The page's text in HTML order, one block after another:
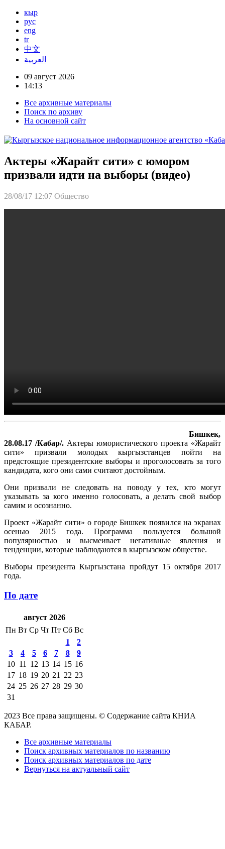
кыр
рус
eng
tr
中文
العربية
09 август 2026
14:13
Все архивные материалы
Поиск по архиву
На основной сайт
Актеры «Жарайт сити» с юмором
призвали идти на выборы (видео)
28/08/17 12:07 Общество
Бишкек,
28.08.17 /Кабар/. Актеры юмористического проекта «Жарайт
сити» призвали молодых кыргызстанцев пойти на
предстоящие президентские выборы и проголосовать за того
кандидата, кого они сами считают достойным.
Они призвали не следовать на поводу у тех, кто могут
указывать за кого именно голосовать, а делать свой выбор
самим и осознанно.
Проект «Жарайт сити» о городе Бишкек появился на экранах
осенью 2015 года. Программа пользуется большой
популярностью и высмеивает негативные явления и
тенденции, которые наблюдаются в кыргызском обществе.
Выборы президента Кыргызстана пройдут 15 октября 2017
года.
По дате
август 2026
Пн Вт Ср Чт Пт Сб Вс
1
2
3
4 5 6 7 8
9
10 11 12 13 14 15 16
17 18 19 20 21 22 23
24 25 26 27 28 29 30
31
2023 Все права защищены. © Содержание сайта КНИА
КАБАР.
Все архивные материалы
Поиск архивных материалов по названию
Поиск архивных материалов по дате
Вернуться на актуальный сайт